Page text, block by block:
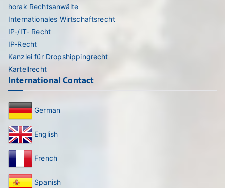
horak Rechtsanwälte
Internationales Wirtschaftsrecht
IP-/IT- Recht
IP-Recht
Kanzlei für Dropshippingrecht
Kartellrecht
International Contact
German
English
French
Spanish